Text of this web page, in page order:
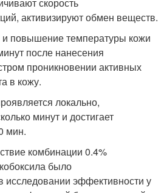
активизируют обмен веществ.
повышение температуры кожи
после нанесения
проникновении активных
в кожу.
локально,
минут и достигает
мин.
комбинации 0.4%
было
исследовании эффективности у